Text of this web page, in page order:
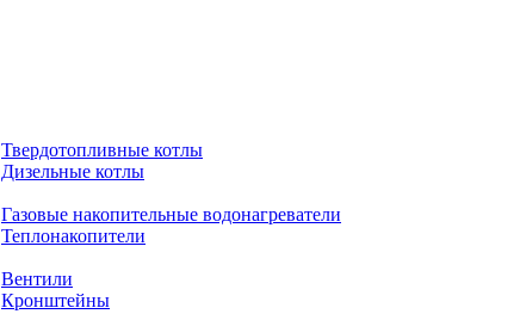
Твердотопливные котлы
Дизельные котлы
Газовые накопительные водонагреватели
Теплонакопители
Вентили
Кронштейны